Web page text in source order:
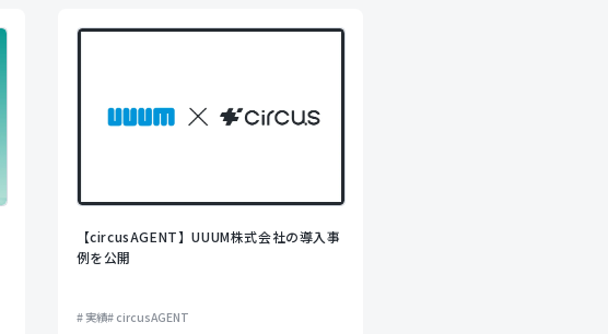
【circusAGENT】UUUM株式会社の導入事
例を公開
実績 circusAGENT